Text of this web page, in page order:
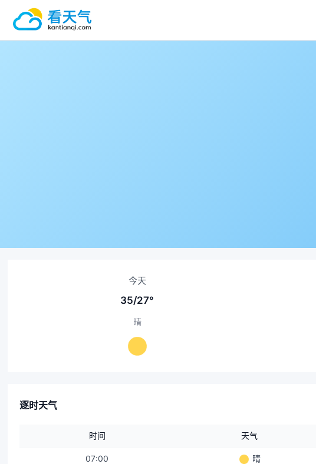
今天
35/27°
晴
逐时天气
时间 天气
07:00 晴